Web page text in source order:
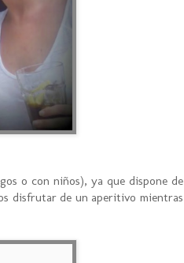
o con niños), ya que dispone de
disfrutar de un aperitivo mientras